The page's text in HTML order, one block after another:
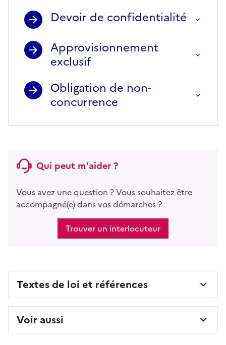
Devoir de confidentialité
Approvisionnement
exclusif
Obligation de non-
concurrence
Qui peut m'aider ?
Vous avez une question ? Vous souhaitez être
accompagné(e) dans vos démarches ?
Trouver un interlocuteur
Textes de loi et références
Voir aussi